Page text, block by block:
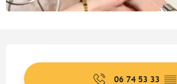
06 74 53 33 ▒▒